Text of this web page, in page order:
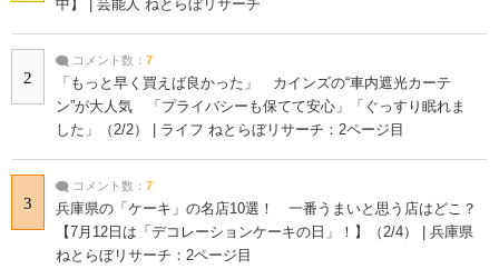
中】 | 芸能人 ねとらぼリサーチ
2
コメント数： 7
「もっと早く買えば良かった」 カインズの“車内遮光カーテ
ン”が大人気 「プライバシーも保てて安心」「ぐっすり眠れま
した」（2/2） | ライフ ねとらぼリサーチ：2ページ目
3
コメント数： 7
兵庫県の「ケーキ」の名店10選！ 一番うまいと思う店はどこ？
【7月12日は「デコレーションケーキの日」！】（2/4） | 兵庫県
ねとらぼリサーチ：2ページ目